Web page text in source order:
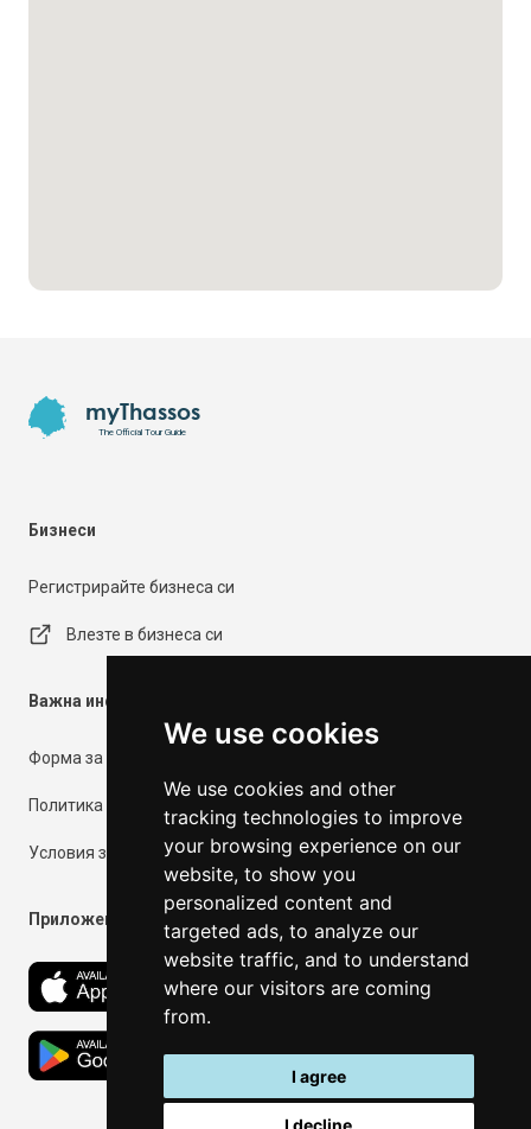
We use cookies
We use cookies and other
tracking technologies to improve
your browsing experience on our
website, to show you
personalized content and
targeted ads, to analyze our
website traffic, and to understand
where our visitors are coming
from.
I agree
I decline
myThassos
The Official Tour Guide
Бизнеси
Регистрирайте бизнеса си
Влезте в бизнеса си
Важна информация
Форма за контакт
Политика за поверителност
Условия за ползване
Приложения